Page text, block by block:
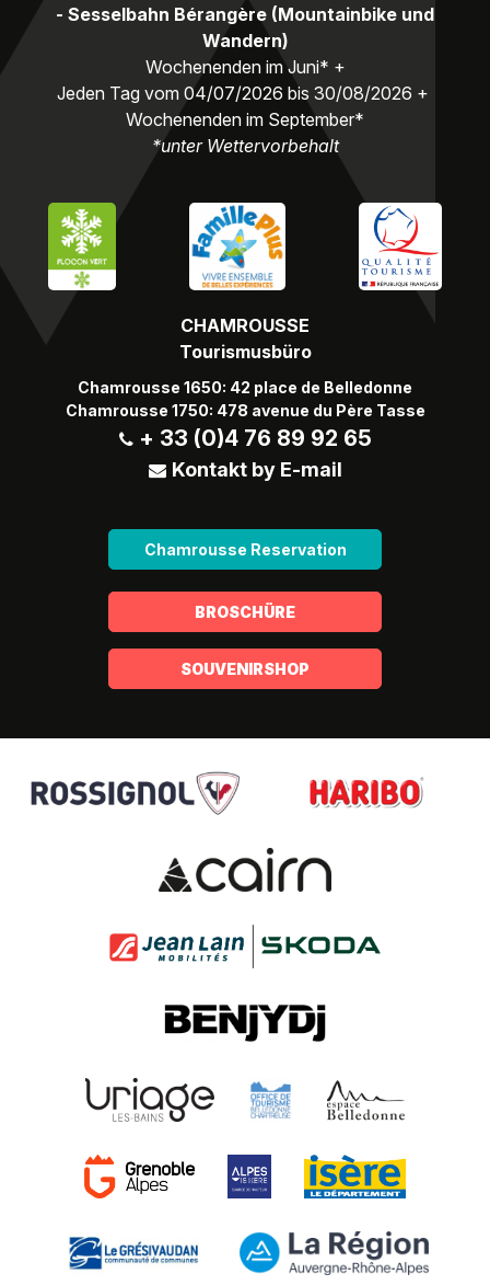
CHAMROUSSE
Tourismusbüro
Chamrousse 1650: 42 place de Belledonne
Chamrousse 1750: 478 avenue du Père Tasse
+ 33 (0)4 76 89 92 65
Kontakt by E-mail
Chamrousse Reservation
- Sesselbahn Bérangère (Mountainbike und
Wandern)
Wochenenden im Juni* +
Jeden Tag vom 04/07/2026 bis 30/08/2026 +
Wochenenden im September*
*unter Wettervorbehalt
BROSCHÜRE
SOUVENIRSHOP